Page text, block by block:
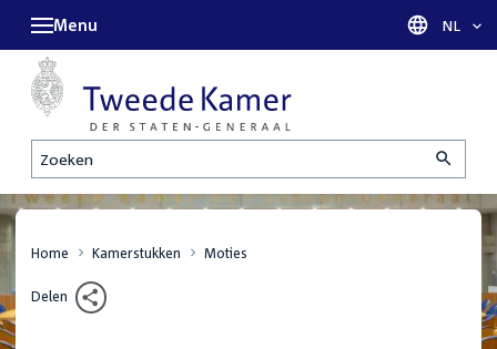
Zoeken
Menu Taal
NL
Home Kamerstukken Moties
Delen